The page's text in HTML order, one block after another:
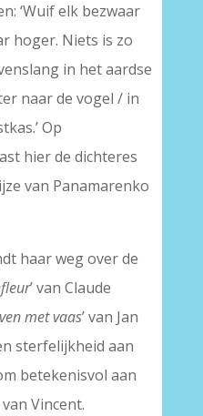
‘Wuif elk bezwaar
hoger. Niets is zo
in het aardse
naar de vogel / in
Op
hier de dichteres
van Panamarenko
haar weg over de
’ van Claude
met vaas’ van Jan
sterfelijkheid aan
betekenisvol aan
Vincent.